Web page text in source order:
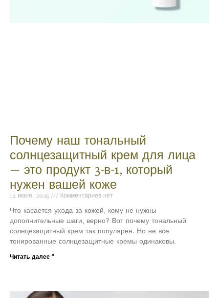
Почему наш тональный
солнцезащитный крем для лица
— это продукт 3-в-1, который
нужен вашей коже
12 июня, 2025 Комментариев нет
Что касается ухода за кожей, кому не нужны
дополнительные шаги, верно? Вот почему тональный
солнцезащитный крем так популярен. Но не все
тонированные солнцезащитные кремы одинаковы.
Читать далее "